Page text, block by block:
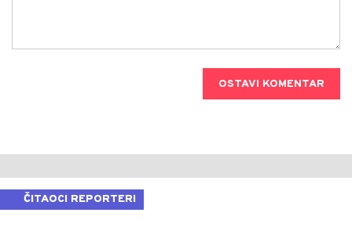
OSTAVI KOMENTAR
ČITAOCI REPORTERI